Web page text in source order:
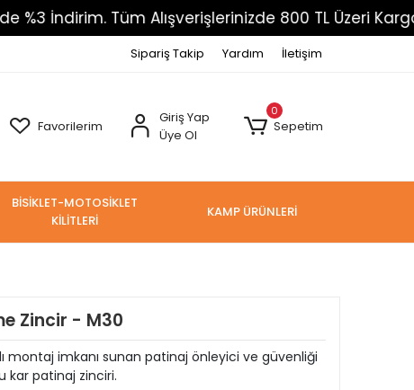
Tüm Alışverişlerinizde 800 TL Üzeri Kargo
Sipariş Takip Yardım İletişim
Favorilerim
Giriş Yap
Üye Ol
0
Sepetim
BİSİKLET-MOTOSİKLET
KİLİTLERİ
KAMP ÜRÜNLERİ
Zincir - M30
montaj imkanı sunan patinaj önleyici ve güvenliği
kar patinaj zinciri.